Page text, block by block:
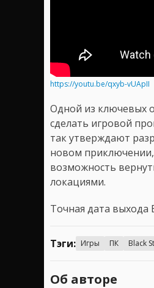
https://youtu.be/qxyb-vUApII
Одной из ключевых
сделать игровой
так утверждают
новом
возможность
локациями.
Точная дата выхода
Тэги: Игры ПК Black
Об авторе